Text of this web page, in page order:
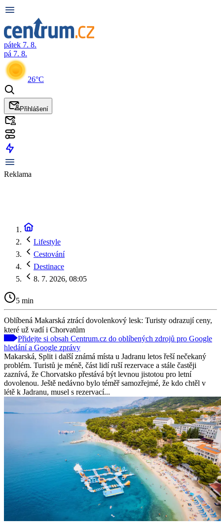
pátek 7. 8.
pá 7. 8.
26°C
Přihlášení
Reklama
Lifestyle
Cestování
Destinace
8. 7. 2026, 08:05
5 min
Oblíbená Makarská ztrácí dovolenkový lesk: Turisty odrazují ceny,
které už vadí i Chorvatům
Přidejte si obsah Centrum.cz do oblíbených zdrojů pro Google
hledání a Google zprávy
Makarská, Split i další známá místa u Jadranu letos řeší nečekaný
problém. Turistů je méně, část lidí ruší rezervace a stále častěji
zaznívá, že Chorvatsko přestává být levnou jistotou pro letní
dovolenou. Ještě nedávno bylo téměř samozřejmé, že kdo chtěl v
létě k Jadranu, musel s rezervací...